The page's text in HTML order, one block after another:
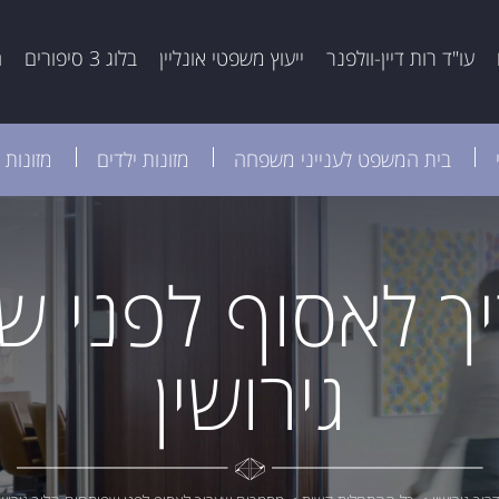
עו"ד רות דיין-וולפנר ייעוץ משפטי אונליין בלוג 3 סיפורים
בית המשפט לענייני משפחה מזונות ילדים
לאסוף לפני
גירושין